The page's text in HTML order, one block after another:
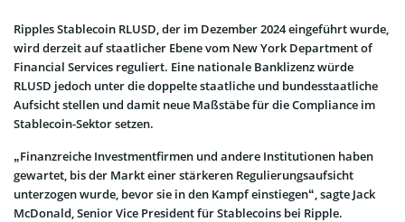
Ripples Stablecoin RLUSD, der im Dezember 2024 eingeführt wurde,
wird derzeit auf staatlicher Ebene vom New York Department of
Financial Services reguliert. Eine nationale Banklizenz würde
RLUSD jedoch unter die doppelte staatliche und bundesstaatliche
Aufsicht stellen und damit neue Maßstäbe für die Compliance im
Stablecoin-Sektor setzen.
„Finanzreiche Investmentfirmen und andere Institutionen haben
gewartet, bis der Markt einer stärkeren Regulierungsaufsicht
unterzogen wurde, bevor sie in den Kampf einstiegen“, sagte Jack
McDonald, Senior Vice President für Stablecoins bei Ripple.